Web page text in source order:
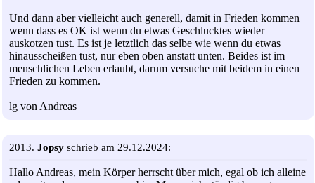
Und dann aber vielleicht auch generell, damit in Frieden kommen
wenn dass es OK ist wenn du etwas Geschlucktes wieder
auskotzen tust. Es ist je letztlich das selbe wie wenn du etwas
hinausscheißen tust, nur eben oben anstatt unten. Beides ist im
menschlichen Leben erlaubt, darum versuche mit beidem in einen
Frieden zu kommen.
lg von Andreas
2013. Jopsy schrieb am 29.12.2024:
Hallo Andreas, mein Körper herrscht über mich, egal ob ich alleine